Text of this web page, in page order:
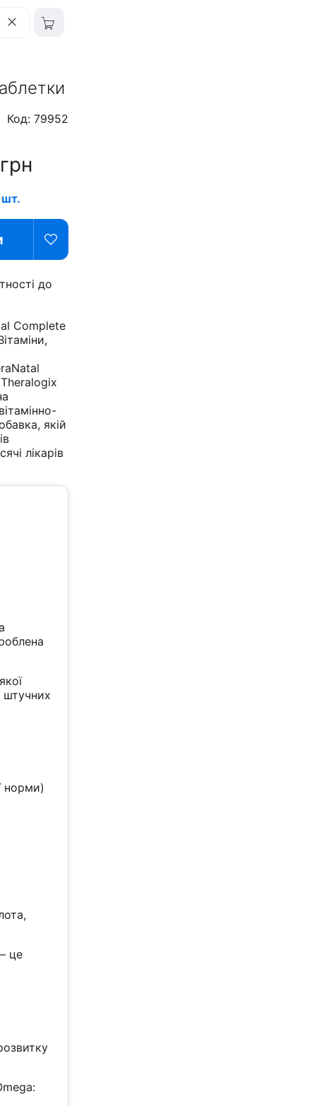
Код: 79952
грн
шт.
до
Complete
якій
лікарів
штучних
норми)
це